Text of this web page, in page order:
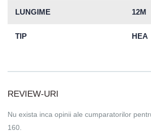
LUNGIME 12M
TIP HEA
REVIEW-URI
Nu exista inca opinii ale cumparatorilor
160.